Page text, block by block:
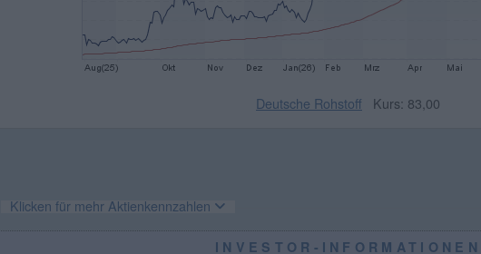
Deutsche Rohstoff Kurs: 83,00
Klicken für mehr Aktienkennzahlen
INVESTOR-INFORMATIONEN